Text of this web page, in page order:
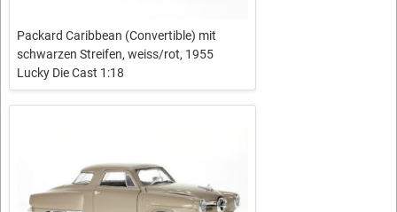
Packard Caribbean (Convertible) mit
schwarzen Streifen, weiss/rot, 1955
Lucky Die Cast 1:18